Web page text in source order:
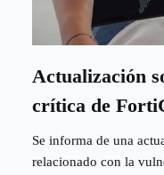
Actualización
crítica de
Se informa de una
relacionado con la